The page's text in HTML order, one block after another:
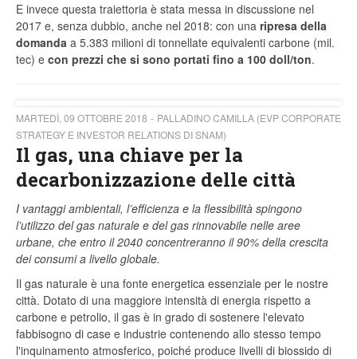
E invece questa traiettoria è stata messa in discussione nel
2017 e, senza dubbio, anche nel 2018: con una ripresa della
domanda a 5.383 milioni di tonnellate equivalenti carbone (mil.
tec) e con prezzi che si sono portati fino a 100 doll/ton.
MARTEDÌ, 09 OTTOBRE 2018
PALLADINO CAMILLA (EVP CORPORATE
STRATEGY E INVESTOR RELATIONS DI SNAM)
Il gas, una chiave per la
decarbonizzazione delle città
I vantaggi ambientali, l’efficienza e la flessibilità spingono
l’utilizzo del gas naturale e del gas rinnovabile nelle aree
urbane, che entro il 2040 concentreranno il 90% della crescita
dei consumi a livello globale.
Il gas naturale è una fonte energetica essenziale per le nostre
città. Dotato di una maggiore intensità di energia rispetto a
carbone e petrolio, il gas è in grado di sostenere l'elevato
fabbisogno di case e industrie contenendo allo stesso tempo
l'inquinamento atmosferico, poiché produce livelli di biossido di